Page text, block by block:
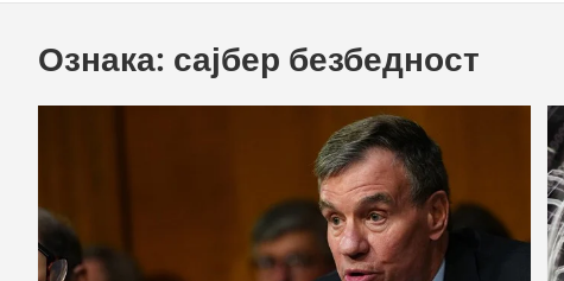
Ознака: сајбер безбедност